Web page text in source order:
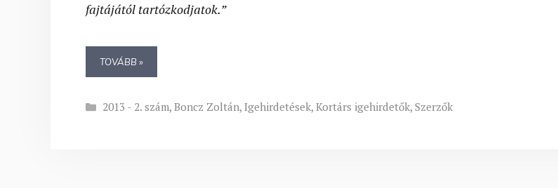
fajtájától tartózkodjatok.”
TOVÁBB »
Kategória
2013 - 2. szám,Boncz Zoltán,Igehirdetések,Kortárs igehirdetők,Szerzők